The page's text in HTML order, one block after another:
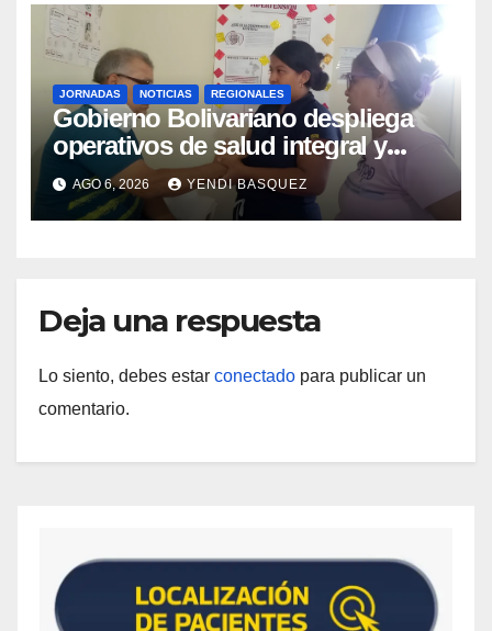
JORNADAS NOTICIAS REGIONALES
Gobierno Bolivariano despliega
operativos de salud integral y
protección social en los
municipios Sucre y Mario Briceño
Iragorry del estado Aragua
AGO 6, 2026 YENDI BASQUEZ
Deja una respuesta
Lo siento, debes estar conectado para publicar un
comentario.